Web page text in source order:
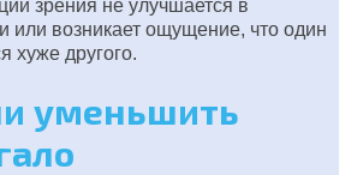
зрения не улучшается в
или возникает ощущение, что один
хуже другого.
уменьшить